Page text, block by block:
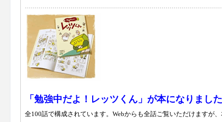
「勉強中だよ！レッツくん」が本になりまし
全100話で構成されています。Webからも全話ご覧いただけますが